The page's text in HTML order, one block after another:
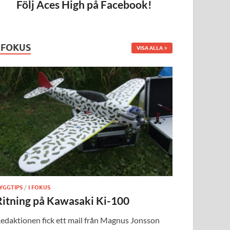
Följ Aces High på Facebook!
VISA ALLA
/I FOKUS
på Kawasaki Ki-100
fick ett mail från Magnus Jonsson